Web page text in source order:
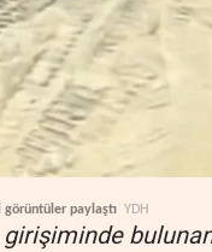
paylaştı YDH
girişiminde